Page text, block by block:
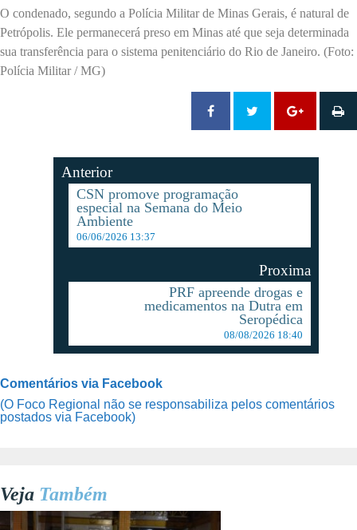
O condenado, segundo a Polícia Militar de Minas Gerais, é natural de
Petrópolis. Ele permanecerá preso em Minas até que seja determinada
sua transferência para o sistema penitenciário do Rio de Janeiro. (Foto:
Polícia Militar / MG)
Anterior
CSN promove programação
especial na Semana do Meio
Ambiente
06/06/2026 13:37
Proxima
PRF apreende drogas e
medicamentos na Dutra em
Seropédica
08/08/2026 18:40
Comentários via Facebook
(O Foco Regional não se responsabiliza pelos comentários
postados via Facebook)
Veja Também